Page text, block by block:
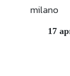
milano
17